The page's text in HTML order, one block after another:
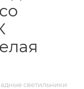
светильники